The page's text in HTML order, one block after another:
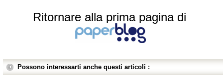
Ritornare alla prima pagina di
Possono interessarti anche questi articoli :